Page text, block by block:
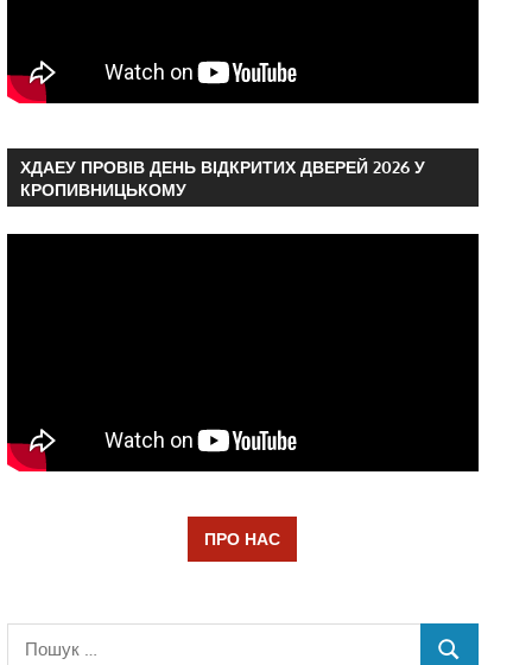
ХДАЕУ ПРОВІВ ДЕНЬ ВІДКРИТИХ ДВЕРЕЙ 2026 У
КРОПИВНИЦЬКОМУ
ПРО НАС